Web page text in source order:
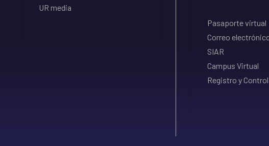
UR media
Pasaporte virtual
Correo
SIAR
Campus Virtual
Registro y Control